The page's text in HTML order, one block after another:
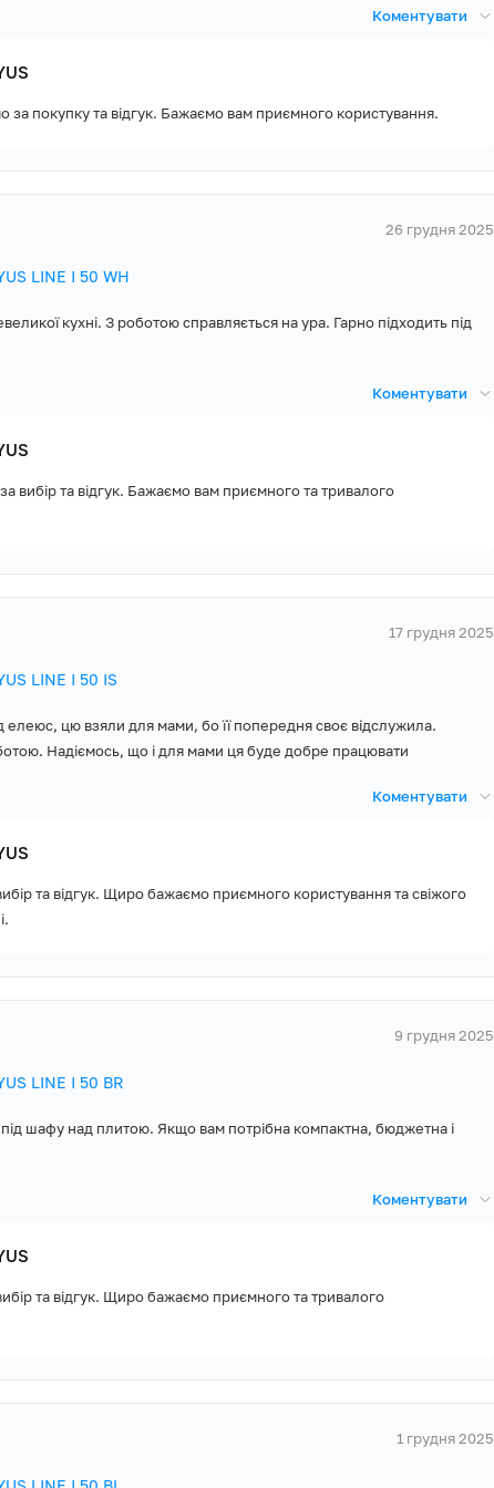
Коментувати
за покупку та відгук. Бажаємо вам приємного користування.
26 грудня 2025
LINE I 50 WH
кухні. З роботою справляється на ура. Гарно підходить під
Коментувати
вибір та відгук. Бажаємо вам приємного та тривалого
17 грудня 2025
LINE I 50 IS
елеюс, цю взяли для мами, бо її попередня своє відслужила.
Надіємось, що і для мами ця буде добре працювати
Коментувати
та відгук. Щиро бажаємо приємного користування та свіжого
9 грудня 2025
LINE I 50 BR
під шафу над плитою. Якщо вам потрібна компактна, бюджетна і
Коментувати
та відгук. Щиро бажаємо приємного та тривалого
1 грудня 2025